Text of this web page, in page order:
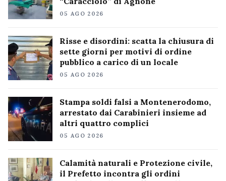
05 AGO 2026
Risse e disordini: scatta la chiusura di
sette giorni per motivi di ordine
pubblico a carico di un locale
05 AGO 2026
Stampa soldi falsi a Montenerodomo,
arrestato dai Carabinieri insieme ad
altri quattro complici
05 AGO 2026
Calamità naturali e Protezione civile,
il Prefetto incontra gli ordini